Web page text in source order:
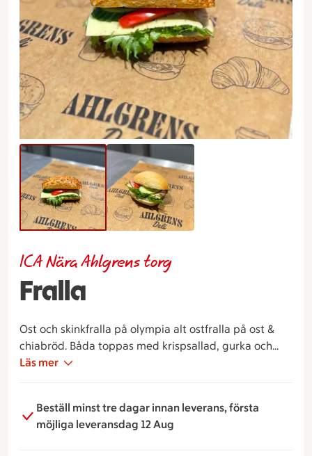
Fralla
ICA Nära Ahlgrens torg
Ost och skinkfralla på olympia alt ostfralla på ost &
chiabröd. Båda toppas med krispsallad, gurka och
paprika.
Läs mer
Beställ minst tre dagar innan leverans, första
möjliga leveransdag 12 Aug